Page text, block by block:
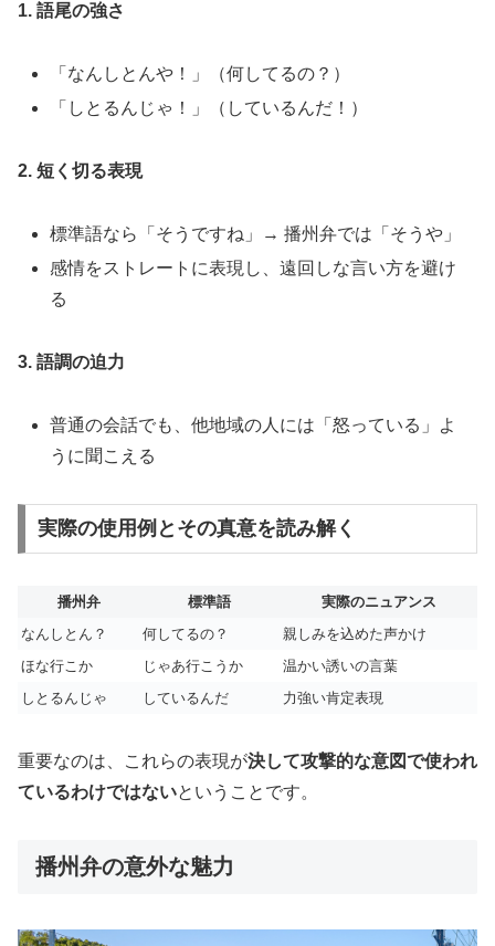
1. 語尾の強さ
「なんしとんや！」（何してるの？）
「しとるんじゃ！」（しているんだ！）
2. 短く切る表現
標準語なら「そうですね」→ 播州弁では「そうや」
感情をストレートに表現し、遠回しな言い方を避け
る
3. 語調の迫力
普通の会話でも、他地域の人には「怒っている」よ
うに聞こえる
実際の使用例とその真意を読み解く
播州弁 標準語
実際のニュアンス
なんしとん？
何してるの？
親しみを込めた声かけ
ほな行こか
じゃあ行こうか
温かい誘いの言葉
しとるんじゃ
しているんだ 力強い肯定表現
重要なのは、これらの表現が決して攻撃的な意図で使われ
ているわけではないということです。
播州弁の意外な魅力